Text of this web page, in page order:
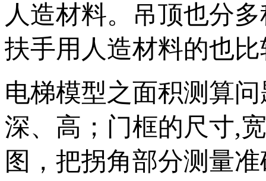
人造材料。吊顶也分
扶手用人造材料的也
电梯模型之面积测算
深、高；门框的尺寸,
图，把拐角部分测量